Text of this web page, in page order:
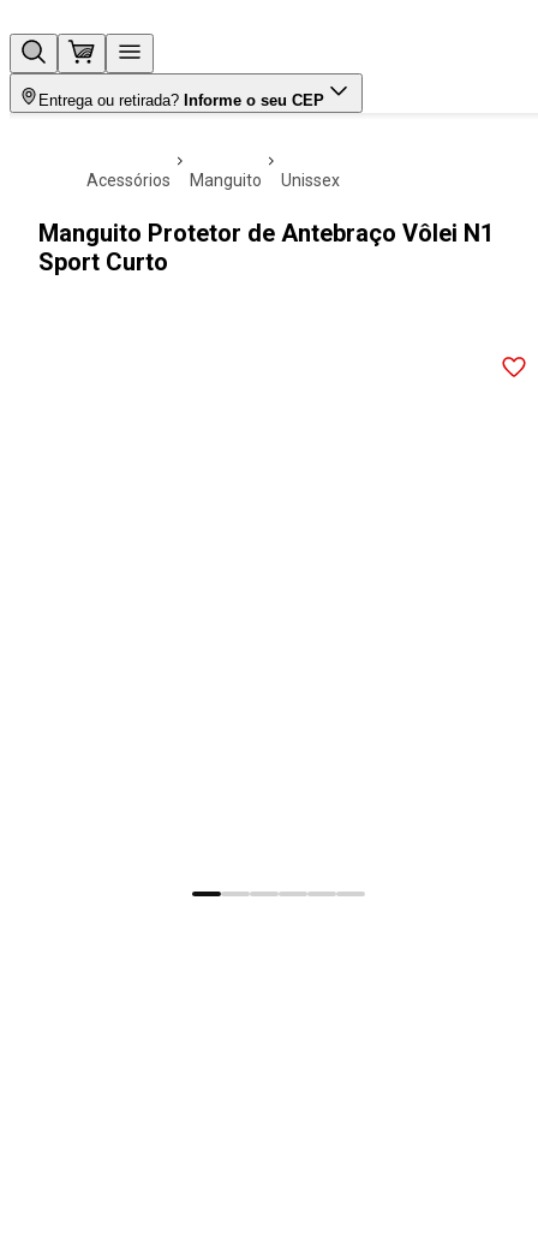
Entrega ou retirada? Informe o seu CEP
acessórios manguito unissex
Manguito Protetor de Antebraço Vôlei N1
Sport Curto